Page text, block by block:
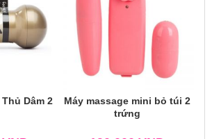
Dâm 2
Máy massage mini bỏ túi 2
trứng